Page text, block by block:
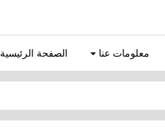
الصفحة الرئيسية معلومات عنا